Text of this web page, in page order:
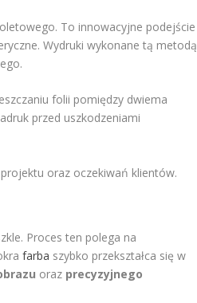
To innowacyjne podejście
Wydruki wykonane tą metodą
folii pomiędzy dwiema
przed uszkodzeniami
oraz oczekiwań klientów.
Proces ten polega na
farba szybko przekształca się w
oraz precyzyjnego